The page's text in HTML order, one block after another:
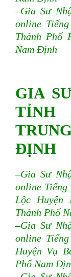
–Gia Sư
online
Thành Phố
Nam Định
GIA
TỈNH
ĐỊNH
–Gia Sư
online
Lộc Huyện
Thành Phố
–Gia Sư
online
Huyện Vụ
Phố Nam